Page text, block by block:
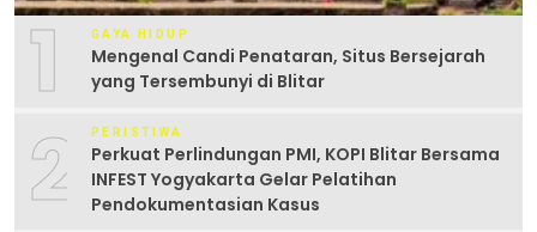
1 GAYA HIDUP
Mengenal Candi Penataran, Situs Bersejarah
yang Tersembunyi di Blitar
2 PERISTIWA
Perkuat Perlindungan PMI, KOPI Blitar Bersama
INFEST Yogyakarta Gelar Pelatihan
Pendokumentasian Kasus